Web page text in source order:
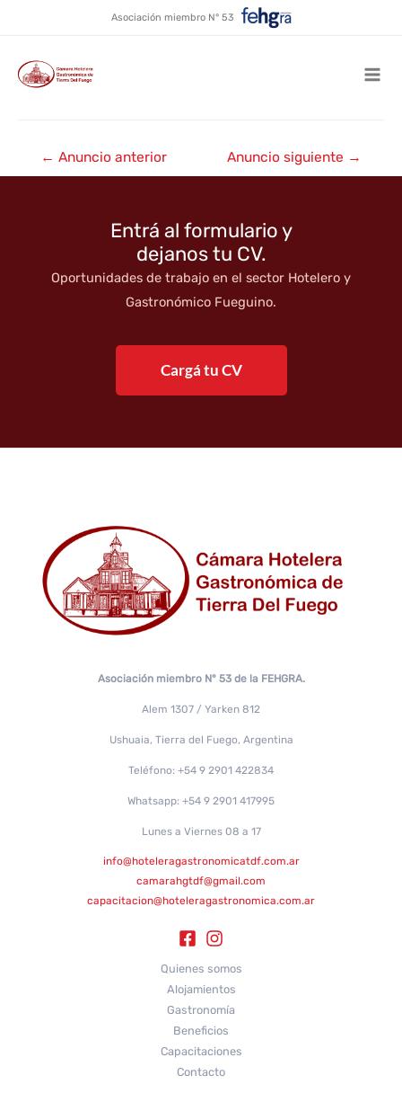
contenido
Asociación miembro N° 53
Cabañas Cumbres del Martial
Navegación
de
← Anuncio anterior Anuncio siguiente →
Entrá al formulario y
dejanos tu CV.
Oportunidades de trabajo en el sector Hotelero y
Gastronómico Fueguino.
Cargá tu CV
Asociación miembro N° 53 de la FEHGRA.
Alem 1307 / Yarken 812
Ushuaia, Tierra del Fuego, Argentina
Teléfono: +54 9 2901 422834
Whatsapp: +54 9 2901 417995
Lunes a Viernes 08 a 17
info@hoteleragastronomicatdf.com.ar
camarahgtdf@gmail.com
capacitacion@hoteleragastronomica.com.ar
Quienes somos
Alojamientos
Gastronomía
Beneficios
Capacitaciones
Contacto